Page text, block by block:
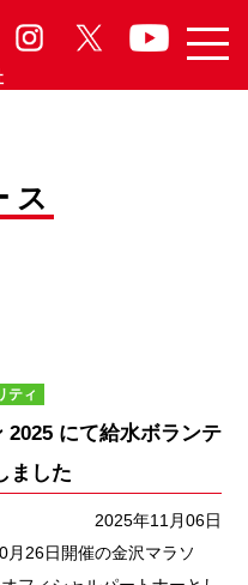
ス
ティ
にて給水ボランテ
ました
2025年11月06日
26日開催の金沢マラソ